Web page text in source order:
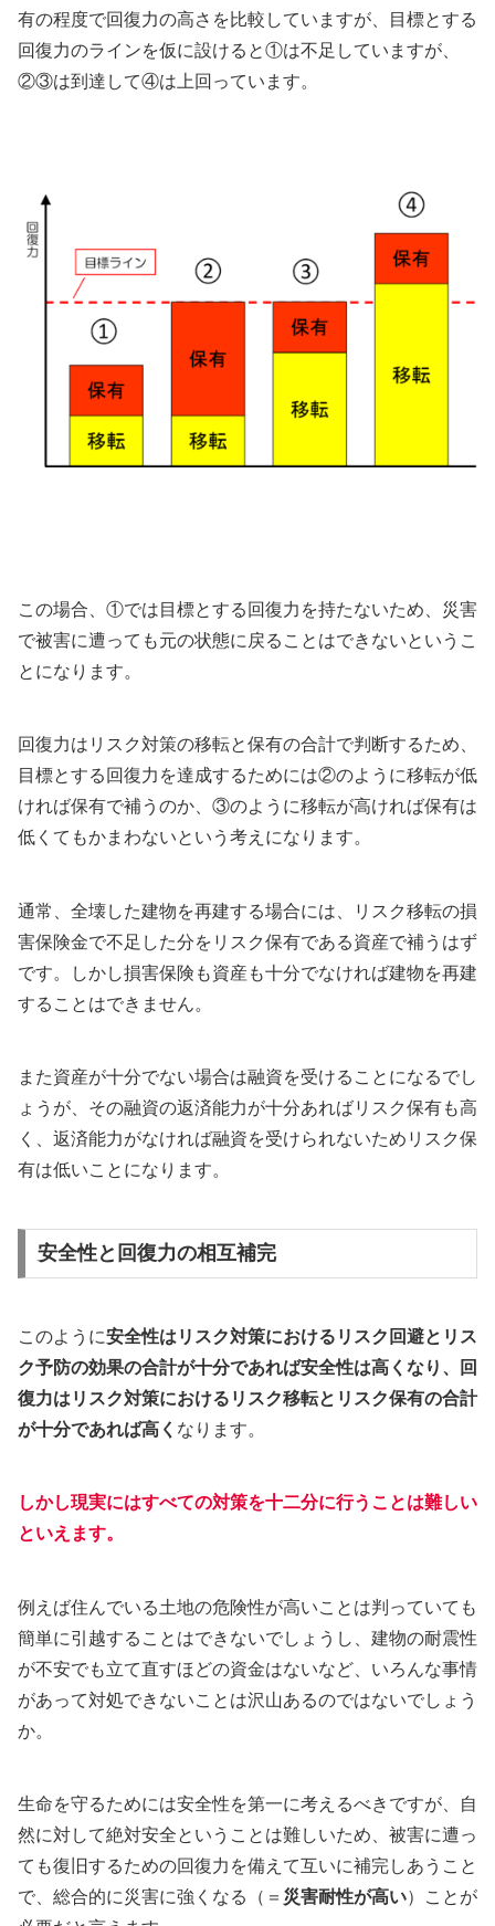
有の程度で回復力の高さを比較していますが、目標とする
回復力のラインを仮に設けると①は不足していますが、
②③は到達して④は上回っています。
この場合、①では目標とする回復力を持たないため、災害
で被害に遭っても元の状態に戻ることはできないというこ
とになります。
回復力はリスク対策の移転と保有の合計で判断するため、
目標とする回復力を達成するためには②のように移転が低
ければ保有で補うのか、③のように移転が高ければ保有は
低くてもかまわないという考えになります。
通常、全壊した建物を再建する場合には、リスク移転の損
害保険金で不足した分をリスク保有である資産で補うはず
です。しかし損害保険も資産も十分でなければ建物を再建
することはできません。
また資産が十分でない場合は融資を受けることになるでし
ょうが、その融資の返済能力が十分あればリスク保有も高
く、返済能力がなければ融資を受けられないためリスク保
有は低いことになります。
安全性と回復力の相互補完
このように安全性はリスク対策におけるリスク回避とリス
ク予防の効果の合計が十分であれば安全性は高くなり、回
復力はリスク対策におけるリスク移転とリスク保有の合計
が十分であれば高く なります。
しかし現実にはすべての対策を十二分に行うことは難しい
といえます。
例えば住んでいる土地の危険性が高いことは判っていても
簡単に引越することはできないでしょうし、建物の耐震性
が不安でも立て直すほどの資金はないなど、いろんな事情
があって対処できないことは沢山あるのではないでしょう
か。
生命を守るためには安全性を第一に考えるべきですが、自
然に対して絶対安全ということは難しいため、被害に遭っ
ても復旧するための回復力を備えて互いに補完しあうこと
で、総合的に災害に強くなる（＝ 災害耐性が高い）ことが